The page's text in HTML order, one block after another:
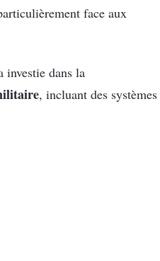
face aux
investie dans la
, incluant des systèmes